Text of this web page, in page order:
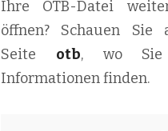
Ihre OTB-Datei
öffnen? Schauen Sie
Seite otb, wo Sie
Informationen finden.